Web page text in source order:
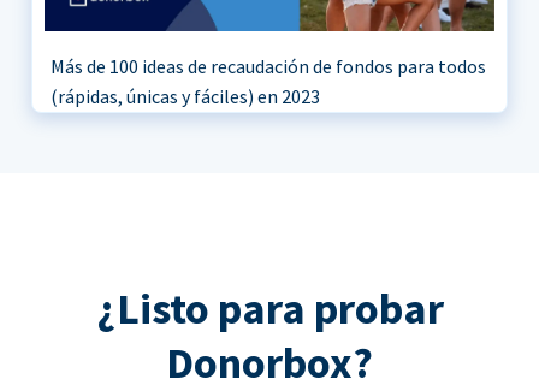
Más de 100 ideas de recaudación de fondos para todos
(rápidas, únicas y fáciles) en 2023
¿Listo para probar
Donorbox?